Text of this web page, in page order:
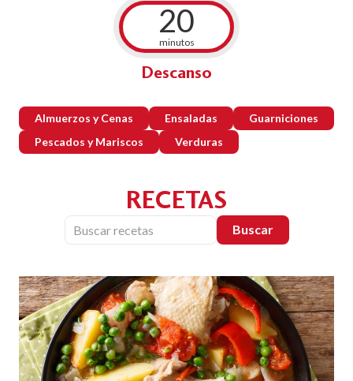
20
minutos
Descanso
Almuerzos y Cenas Ensaladas
Guarniciones
Pescados y Mariscos
Verduras
RECETAS
Buscar